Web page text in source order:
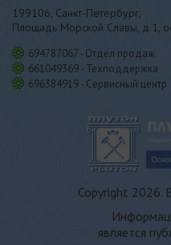
199106, Санкт-Петербург,
Площадь Морской Славы, д.1,
694787067 - Отдел продаж
661049369 - Техподдержка
696384919 - Сервисный центр
Copyright 2026.
является